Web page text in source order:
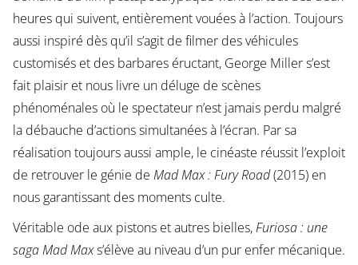
heures qui suivent, entièrement vouées à l’action. Toujours
aussi inspiré dès qu’il s’agit de filmer des véhicules
customisés et des barbares éructant, George Miller s’est
fait plaisir et nous livre un déluge de scènes
phénoménales où le spectateur n’est jamais perdu malgré
la débauche d’actions simultanées à l’écran. Par sa
réalisation toujours aussi ample, le cinéaste réussit l’exploit
de retrouver le génie de Mad Max : Fury Road(2015) en
nous garantissant des moments culte.
Véritable ode aux pistons et autres bielles,Furiosa : une
saga Mad Maxs’élève au niveau d’un pur enfer mécanique.